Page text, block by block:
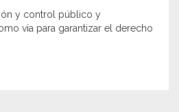
y control público y
ví­a para garantizar el derecho